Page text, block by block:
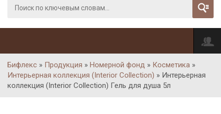
Бифлекс » Продукция » Номерной фонд » Косметика »
Интерьерная коллекция (Interior Collection) » Интерьерная
коллекция (Interior Collection) Гель для душа 5л